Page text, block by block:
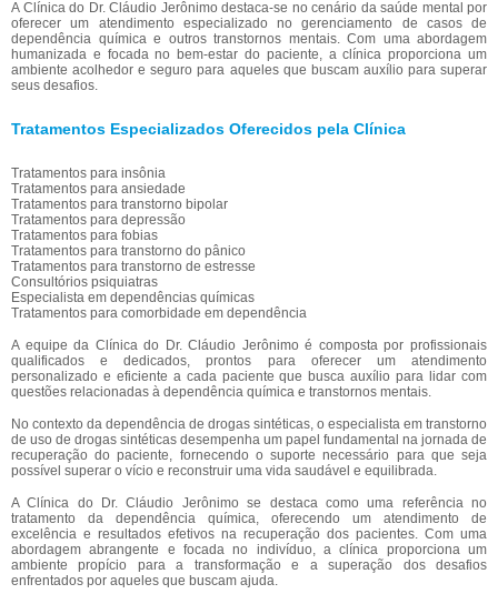
A Clínica do Dr. Cláudio Jerônimo destaca-se no cenário da saúde mental por
oferecer um atendimento especializado no gerenciamento de casos de
dependência química e outros transtornos mentais. Com uma abordagem
humanizada e focada no bem-estar do paciente, a clínica proporciona um
ambiente acolhedor e seguro para aqueles que buscam auxílio para superar
seus desafios.
Tratamentos Especializados Oferecidos pela Clínica
Tratamentos para insônia
Tratamentos para ansiedade
Tratamentos para transtorno bipolar
Tratamentos para depressão
Tratamentos para fobias
Tratamentos para transtorno do pânico
Tratamentos para transtorno de estresse
Consultórios psiquiatras
Especialista em dependências químicas
Tratamentos para comorbidade em dependência
A equipe da Clínica do Dr. Cláudio Jerônimo é composta por profissionais
qualificados e dedicados, prontos para oferecer um atendimento
personalizado e eficiente a cada paciente que busca auxílio para lidar com
questões relacionadas à dependência química e transtornos mentais.
No contexto da dependência de drogas sintéticas, o especialista em transtorno
de uso de drogas sintéticas desempenha um papel fundamental na jornada de
recuperação do paciente, fornecendo o suporte necessário para que seja
possível superar o vício e reconstruir uma vida saudável e equilibrada.
A Clínica do Dr. Cláudio Jerônimo se destaca como uma referência no
tratamento da dependência química, oferecendo um atendimento de
excelência e resultados efetivos na recuperação dos pacientes. Com uma
abordagem abrangente e focada no indivíduo, a clínica proporciona um
ambiente propício para a transformação e a superação dos desafios
enfrentados por aqueles que buscam ajuda.